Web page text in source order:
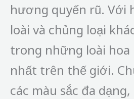
hương quyến rũ. Với
loài và chủng loại
trong những loài hoa
nhất trên thế giới.
các màu sắc đa